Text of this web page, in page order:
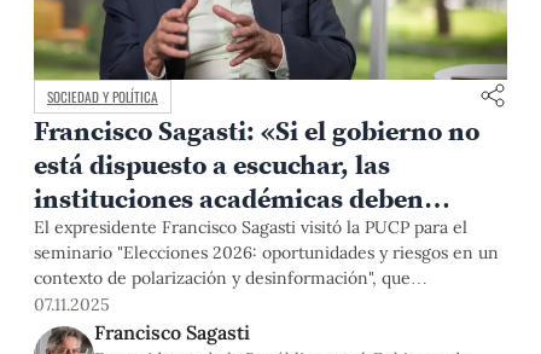
SOCIEDAD Y POLÍTICA
Francisco Sagasti: «Si el gobierno no
está dispuesto a escuchar, las
instituciones académicas deben
dirigirse directamente a la
ciudadanía»
El expresidente Francisco Sagasti visitó la PUCP para el
seminario "Elecciones 2026: oportunidades y riesgos en un
contexto de polarización y desinformación", que
organizaron el Departamento de Comunicaciones y la
Facultad de Ciencias y Artes de la Comunicación. Hablamos
07.11.2025
Francisco Sagasti